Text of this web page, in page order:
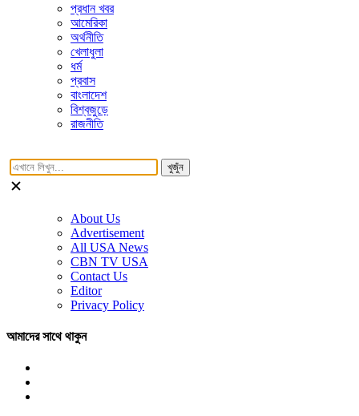
প্রধান খবর
আমেরিকা
অর্থনীতি
খেলাধুলা
ধর্ম
প্রবাস
বাংলাদেশ
বিশ্বজুড়ে
রাজনীতি
খুজুঁন
About Us
Advertisement
All USA News
CBN TV USA
Contact Us
Editor
Privacy Policy
আমাদের সাথে থাকুন